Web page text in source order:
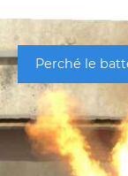
Perché le